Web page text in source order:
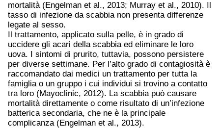
mortalità (Engelman et al., 2013; Murray et al., 2010). Il
tasso di infezione da scabbia non presenta differenze
legate al sesso.
Il trattamento, applicato sulla pelle, è in grado di
uccidere gli acari della scabbia ed eliminare le loro
uova. I sintomi di prurito, tuttavia, possono persistere
per diverse settimane. Per l’alto grado di contagiosità è
raccomandato dai medici un trattamento per tutta la
famiglia o un gruppo i cui individui si trovino a contatto
tra loro (Mayoclinic, 2012). La scabbia può causare
mortalità direttamente o come risultato di un’infezione
batterica secondaria, che ne è la principale
complicanza (Engelman et al., 2013).